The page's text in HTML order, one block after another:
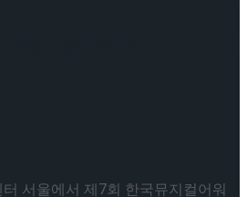
<동대문 바이브>
국뮤지컬어워즈, 신인상 이형
서울에서 제7회 한국뮤지컬어워